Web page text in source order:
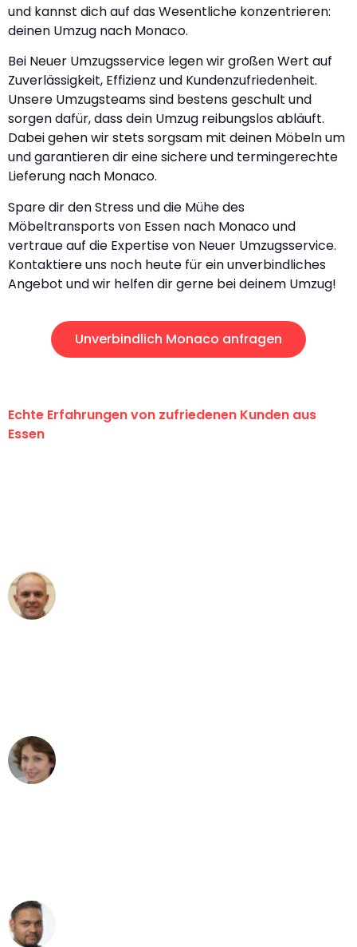
und kannst dich auf das Wesentliche konzentrieren:
deinen Umzug nach Monaco.
Bei Neuer Umzugsservice legen wir großen Wert auf
Zuverlässigkeit, Effizienz und Kundenzufriedenheit.
Unsere Umzugsteams sind bestens geschult und
sorgen dafür, dass dein Umzug reibungslos abläuft.
Dabei gehen wir stets sorgsam mit deinen Möbeln um
und garantieren dir eine sichere und termingerechte
Lieferung nach Monaco.
Spare dir den Stress und die Mühe des
Möbeltransports von Essen nach Monaco und
vertraue auf die Expertise von Neuer Umzugsservice.
Kontaktiere uns noch heute für ein unverbindliches
Angebot und wir helfen dir gerne bei deinem Umzug!
Unverbindlich Monaco anfragen
Echte Erfahrungen von zufriedenen Kunden aus
Essen